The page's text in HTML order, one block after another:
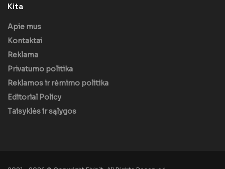
Kita
Apie mus
Kontaktai
Reklama
Privatumo politika
Reklamos ir rėmimo politika
Editorial Policy
Taisyklės ir sąlygos